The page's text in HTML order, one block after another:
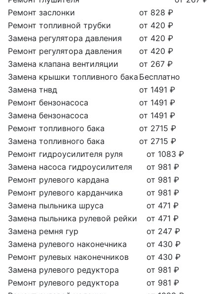
Ремонт заслонки
от 828 ₽
Ремонт топливной трубки
от 420 ₽
Замена регулятора давления
от 420 ₽
Ремонт регулятора давления
от 420 ₽
Замена клапана вентиляции
от 267 ₽
Замена крышки топливного бака Бесплатно
Замена тнвд
от 1491 ₽
Ремонт бензонасоса
от 1491 ₽
Замена бензонасоса
от 1491 ₽
Ремонт топливного бака
от 2715 ₽
Замена топливного бака
от 2715 ₽
Ремонт гидроусилителя руля
от 1083 ₽
Замена насоса гидроусилителя
от 981 ₽
Ремонт рулевого кардана
от 981 ₽
Ремонт рулевого карданчика
от 981 ₽
Замена пыльника шруса
от 471 ₽
Замена пыльника рулевой рейки
от 471 ₽
Замена ремня гур
от 247 ₽
Замена рулевого наконечника
от 430 ₽
Ремонт рулевых наконечников
от 430 ₽
Замена рулевого редуктора
от 981 ₽
Ремонт рулевого редуктора
от 981 ₽